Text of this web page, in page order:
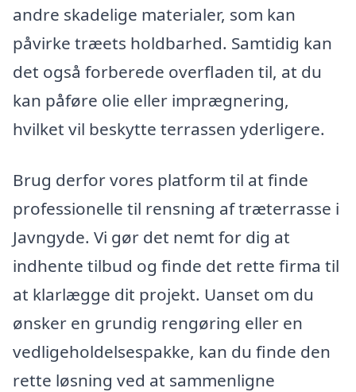
andre skadelige materialer, som kan
påvirke træets holdbarhed. Samtidig kan
det også forberede overfladen til, at du
kan påføre olie eller imprægnering,
hvilket vil beskytte terrassen yderligere.
Brug derfor vores platform til at finde
professionelle til rensning af træterrasse i
Javngyde. Vi gør det nemt for dig at
indhente tilbud og finde det rette firma til
at klarlægge dit projekt. Uanset om du
ønsker en grundig rengøring eller en
vedligeholdelsespakke, kan du finde den
rette løsning ved at sammenligne